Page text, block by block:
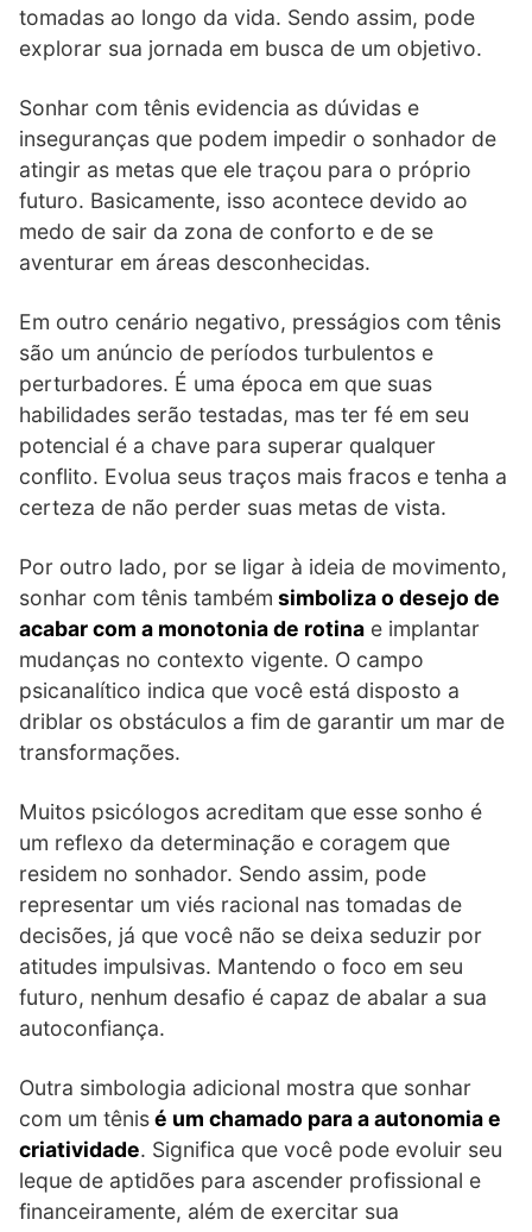
tomadas ao longo da vida. Sendo assim, pode
explorar sua jornada em busca de um objetivo.
Sonhar com tênis evidencia as dúvidas e
inseguranças que podem impedir o sonhador de
atingir as metas que ele traçou para o próprio
futuro. Basicamente, isso acontece devido ao
medo de sair da zona de conforto e de se
aventurar em áreas desconhecidas.
Em outro cenário negativo, presságios com tênis
são um anúncio de períodos turbulentos e
perturbadores. É uma época em que suas
habilidades serão testadas, mas ter fé em seu
potencial é a chave para superar qualquer
conflito. Evolua seus traços mais fracos e tenha a
certeza de não perder suas metas de vista.
Por outro lado, por se ligar à ideia de movimento,
sonhar com tênis também simboliza o desejo de
acabar com a monotonia de rotina e implantar
mudanças no contexto vigente. O campo
psicanalítico indica que você está disposto a
driblar os obstáculos a fim de garantir um mar de
transformações.
Muitos psicólogos acreditam que esse sonho é
um reflexo da determinação e coragem que
residem no sonhador. Sendo assim, pode
representar um viés racional nas tomadas de
decisões, já que você não se deixa seduzir por
atitudes impulsivas. Mantendo o foco em seu
futuro, nenhum desafio é capaz de abalar a sua
autoconfiança.
Outra simbologia adicional mostra que sonhar
com um tênisé um chamado para a autonomia e
criatividade. Significa que você pode evoluir seu
leque de aptidões para ascender profissional e
financeiramente, além de exercitar sua